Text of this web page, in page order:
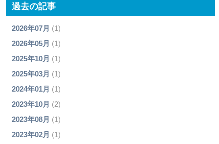
過去の記事
2026年07月 (1)
2026年05月 (1)
2025年10月 (1)
2025年03月 (1)
2024年01月 (1)
2023年10月 (2)
2023年08月 (1)
2023年02月 (1)